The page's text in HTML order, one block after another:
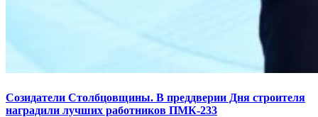
Созидатели Столбцовщины. В преддверии Дня строителя
наградили лучших работников ПМК-233